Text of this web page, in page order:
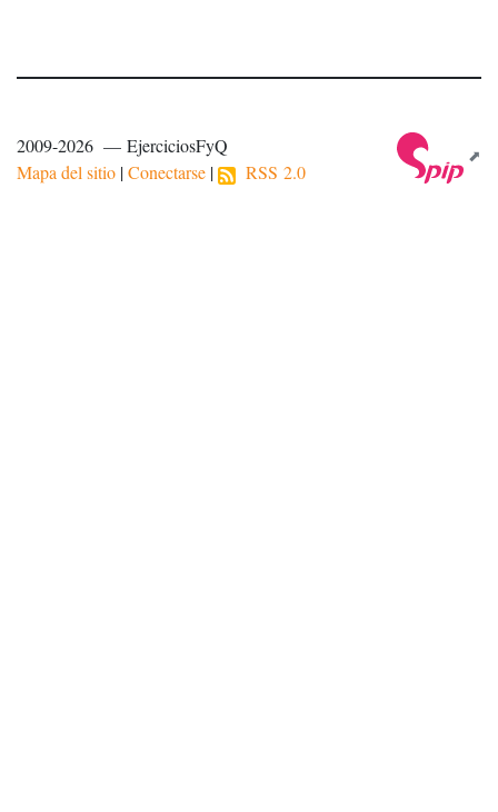
2009-2026 — EjerciciosFyQ
Mapa del sitio |Conectarse | RSS 2.0